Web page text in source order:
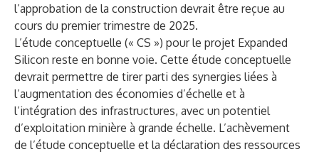
l’approbation de la construction devrait être reçue au
cours du premier trimestre de 2025.
L’étude conceptuelle (« CS ») pour le projet Expanded
Silicon reste en bonne voie. Cette étude conceptuelle
devrait permettre de tirer parti des synergies liées à
l’augmentation des économies d’échelle et à
l’intégration des infrastructures, avec un potentiel
d’exploitation minière à grande échelle. L’achèvement
de l’étude conceptuelle et la déclaration des ressources